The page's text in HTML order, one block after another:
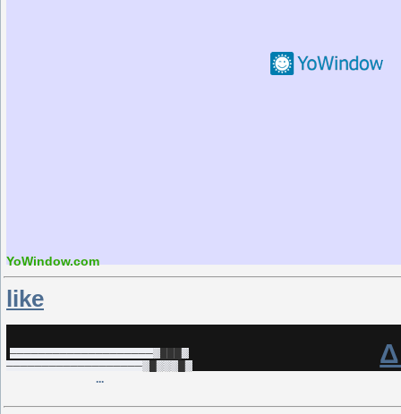
YoWindow.com
like
────────────────────░███░
───────────────────░█░░░█░
...